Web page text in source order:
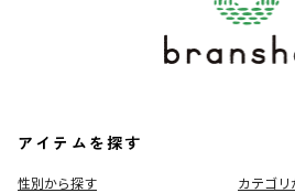
アイテムを探す
性別から探す
カテゴ